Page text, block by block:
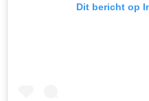
Dit bericht op